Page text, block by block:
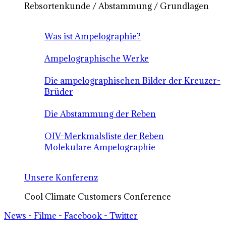
Rebsortenkunde / Abstammung / Grundlagen
Was ist Ampelographie?
Ampelographische Werke
Die ampelographischen Bilder der Kreuzer-
Brüder
Die Abstammung der Reben
OIV-Merkmalsliste der Reben
Molekulare Ampelographie
Unsere Konferenz
Cool Climate Customers Conference
News - Filme - Facebook - Twitter